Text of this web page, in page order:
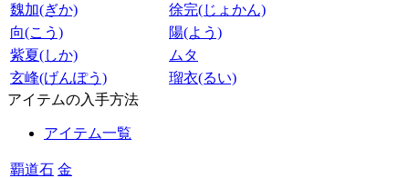
魏加(ぎか)
徐完(じょかん)
向(こう)
陽(よう)
紫夏(しか)
ムタ
玄峰(げんぽう)
瑠衣(るい)
アイテムの入手方法
アイテム一覧
覇道石 金